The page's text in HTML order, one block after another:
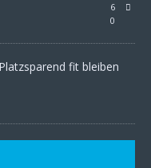
6
0
fit bleiben